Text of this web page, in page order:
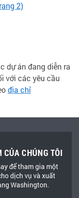
2)
dự án đang diễn ra
với các yêu cầu
địa chỉ
CHÚNG TÔI
để tham gia một
dịch vụ và xuất
Washington.